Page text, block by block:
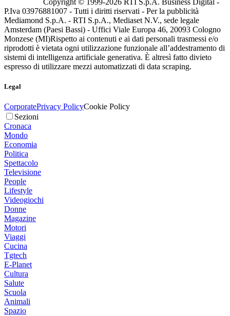
P.Iva 03976881007 - Tutti i diritti riservati - Per la pubblicità
Mediamond S.p.A. - RTI S.p.A., Mediaset N.V., sede legale
Amsterdam (Paesi Bassi) - Uffici Viale Europa 46, 20093 Cologno
Monzese (MI)Rispetto ai contenuti e ai dati personali trasmessi e/o
riprodotti è vietata ogni utilizzazione funzionale all’addestramento di
sistemi di intelligenza artificiale generativa. È altresì fatto divieto
espresso di utilizzare mezzi automatizzati di data scraping.
Legal
CorporatePrivacy PolicyCookie Policy
Sezioni
Cronaca
Mondo
Economia
Politica
Spettacolo
Televisione
People
Lifestyle
Videogiochi
Donne
Magazine
Motori
Viaggi
Cucina
Tgtech
E-Planet
Cultura
Salute
Scuola
Animali
Spazio